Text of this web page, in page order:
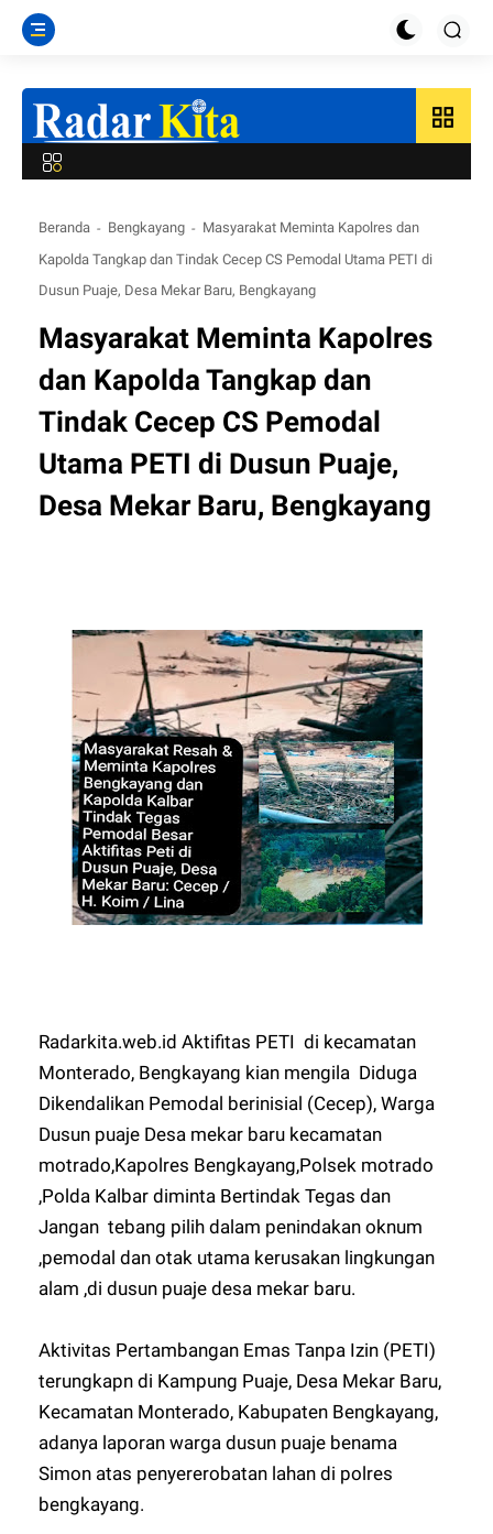
grid_view
Beranda Bengkayang
Masyarakat Meminta Kapolres dan
Kapolda Tangkap dan Tindak Cecep CS Pemodal Utama PETI di
Dusun Puaje, Desa Mekar Baru, Bengkayang
Masyarakat Meminta Kapolres
dan Kapolda Tangkap dan
Tindak Cecep CS Pemodal
Utama PETI di Dusun Puaje,
Desa Mekar Baru, Bengkayang
Radarkita.web.id Aktifitas PETI di kecamatan
Monterado, Bengkayang kian mengila Diduga
Dikendalikan Pemodal berinisial (Cecep), Warga
Dusun puaje Desa mekar baru kecamatan
motrado,Kapolres Bengkayang,Polsek motrado
,Polda Kalbar diminta Bertindak Tegas dan
Jangan tebang pilih dalam penindakan oknum
,pemodal dan otak utama kerusakan lingkungan
alam ,di dusun puaje desa mekar baru.
Aktivitas Pertambangan Emas Tanpa Izin (PETI)
terungkapn di Kampung Puaje, Desa Mekar Baru,
Kecamatan Monterado, Kabupaten Bengkayang,
adanya laporan warga dusun puaje benama
Simon atas penyererobatan lahan di polres
bengkayang.